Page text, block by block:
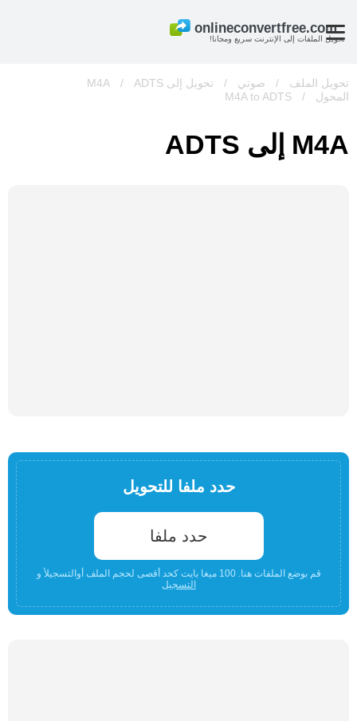
تحويل الملفات إلى الإنترنت سريع ومجانا!
تحويل الملف / صوتي / تحويل إلى M4A /
ADTS
المحول
/
M4A to ADTS
M4A إلى ADTS
حدد ملفا للتحويل
حدد ملفا
قم بوضع الملفات هنا. 100 ميغا بايت كحد أقصى لحجم الملف أوالتسجيلأ و
التسجيل